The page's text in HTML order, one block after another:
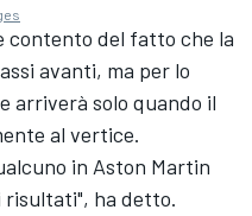
contento del fatto che la
avanti, ma per lo
arriverà solo quando il
al vertice.
in Aston Martin
ha detto.